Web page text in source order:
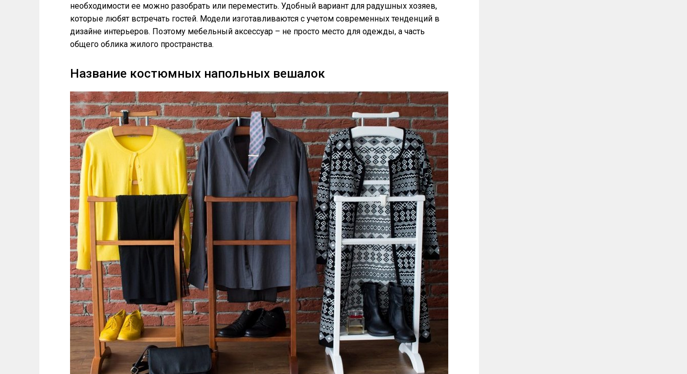
необходимости ее можно разобрать или переместить. Удобный вариант для радушных хозяев,
которые любят встречать гостей. Модели изготавливаются с учетом современных тенденций в
дизайне интерьеров. Поэтому мебельный аксессуар – не просто место для одежды, а часть
общего облика жилого пространства.
Название костюмных напольных вешалок